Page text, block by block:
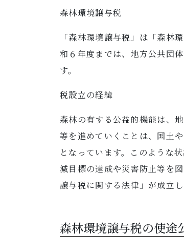
森林環境譲与税
「森林環境譲与税」は「森林
和６年度までは、地方公共団
す。
税設立の経緯
森林の有する公益的機能は、
等を進めていくことは、国土
となっています。このような
減目標の達成や災害防止等を
譲与税に関する法律」が成立
森林環境譲与税の使途